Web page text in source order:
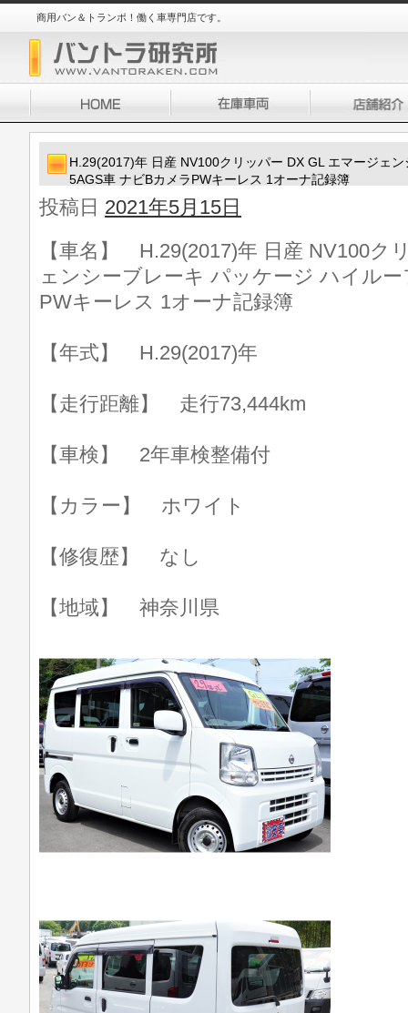
商用バン＆トランポ！働く車専門店です。
H.29(2017)年 日産 NV100クリッパー DX GL エマージェ
5AGS車 ナビBカメラPWキーレス 1オーナ記録簿
投稿日 2021年5月15日
【車名】 H.29(2017)年 日産 NV100ク
ェンシーブレーキ パッケージ ハイル
PWキーレス 1オーナ記録簿
【年式】 H.29(2017)年
【走行距離】 走行73,444km
【車検】 2年車検整備付
【カラー】 ホワイト
【修復歴】 なし
【地域】 神奈川県